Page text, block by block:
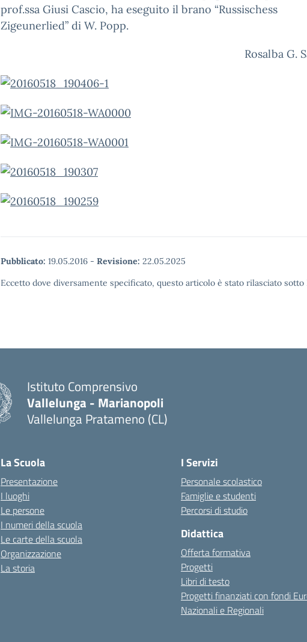
prof.ssa Giusi Cascio, ha eseguito il brano “Russischess
Zigeunerlied” di W. Popp.
Rosalba G.
Pubblicato: 19.05.2016 - Revisione: 22.05.2025
Eccetto dove diversamente specificato, questo articolo è stato rilasciato
Istituto Comprensivo
Vallelunga - Marianopoli
Vallelunga Pratameno (CL)
La Scuola
Presentazione
I luoghi
Le persone
I numeri della scuola
Le carte della scuola
Organizzazione
La storia
I Servizi
Personale scolastico
Famiglie e studenti
Percorsi di studio
Didattica
Offerta formativa
Progetti
Libri di testo
Progetti finanziati con fondi
Nazionali e Regionali